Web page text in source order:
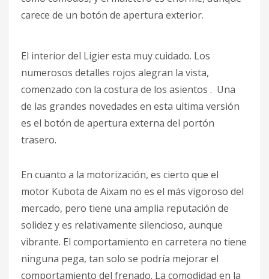
carece de un botón de apertura exterior.
El interior del Ligier esta muy cuidado. Los
numerosos detalles rojos alegran la vista,
comenzado con la costura de los asientos . Una
de las grandes novedades en esta ultima versión
es el botón de apertura externa del portón
trasero.
En cuanto a la motorización, es cierto que el
motor Kubota de Aixam no es el más vigoroso del
mercado, pero tiene una amplia reputación de
solidez y es relativamente silencioso, aunque
vibrante. El comportamiento en carretera no tiene
ninguna pega, tan solo se podría mejorar el
comportamiento del frenado. La comodidad en la